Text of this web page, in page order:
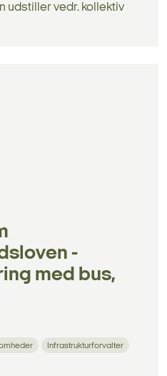
udstiller vedr. kollektiv
-
med bus,
Infrastrukturforvalter